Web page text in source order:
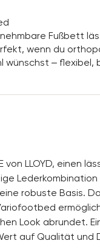
Fußbett
wenn du
wünschst –
von LLOYD, einen
robuste Basis.
Look abrundet.
auf Qualität und